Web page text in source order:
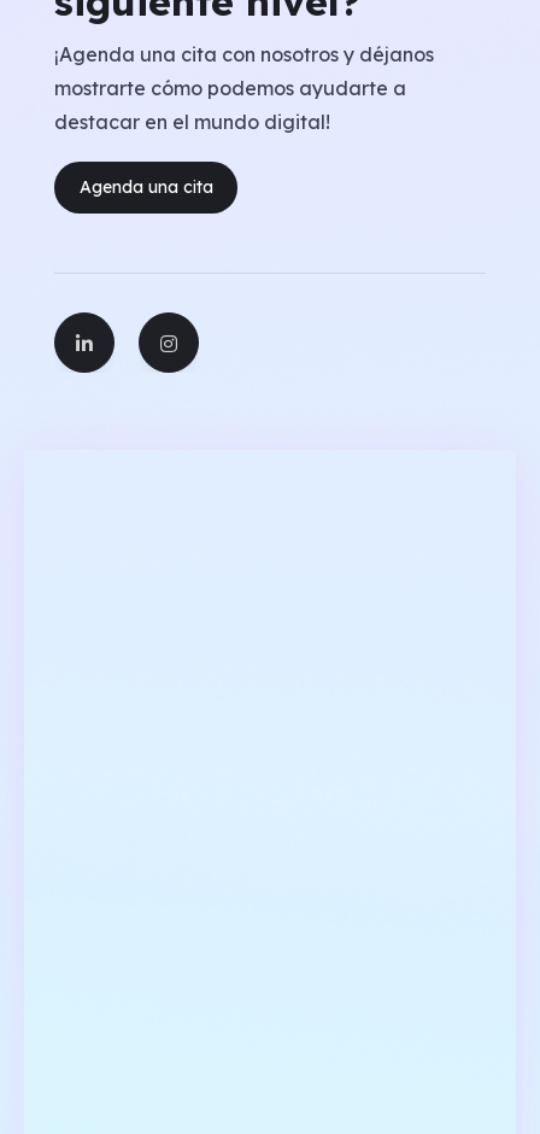
¡Agenda una cita con nosotros y déjanos
mostrarte cómo podemos ayudarte a
destacar en el mundo digital!
Agenda una cita